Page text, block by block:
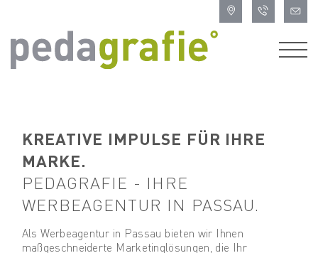
KREATIVE IMPULSE FÜR IHRE
MARKE.
PEDAGRAFIE - IHRE
WERBEAGENTUR IN PASSAU.
Als Werbeagentur in Passau bieten wir Ihnen
maßgeschneiderte Marketinglösungen, die Ihr